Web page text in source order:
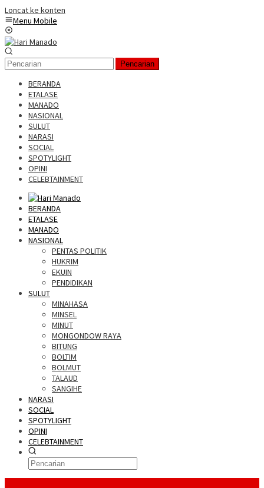
Loncat ke konten
Menu Mobile
Pencarian
BERANDA
ETALASE
MANADO
NASIONAL
SULUT
NARASI
SOCIAL
SPOTYLIGHT
OPINI
CELEBTAINMENT
BERANDA
ETALASE
MANADO
NASIONAL
PENTAS POLITIK
HUKRIM
EKUIN
PENDIDIKAN
SULUT
MINAHASA
MINSEL
MINUT
MONGONDOW RAYA
BITUNG
BOLTIM
BOLMUT
TALAUD
SANGIHE
NARASI
SOCIAL
SPOTYLIGHT
OPINI
CELEBTAINMENT